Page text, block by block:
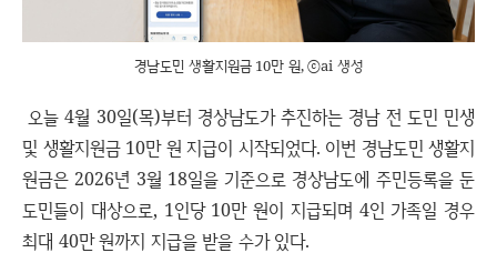
경남도민 생활지원금 10만 원, ⓒai 생성
오늘 4월 30일(목)부터 경상남도가 추진하는 경남 전 도민 민생
및 생활지원금 10만 원 지급이 시작되었다. 이번 경남도민 생활지
원금은 2026년 3월 18일을 기준으로 경상남도에 주민등록을 둔
도민들이 대상으로, 1인당 10만 원이 지급되며 4인 가족일 경우
최대 40만 원까지 지급을 받을 수가 있다.